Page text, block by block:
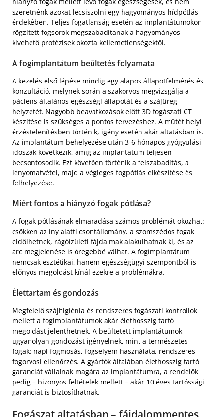
szeretnénk azokat lecsiszolni egy hagyományos hídpótlás
érdekében. Teljes fogatlanság esetén az implantátumokon
rögzített fogsorok megszabadítanak a hagyományos
kivehető protézisek okozta kellemetlenségektől.
A fogimplantátum beültetés folyamata
A kezelés első lépése mindig egy alapos állapotfelmérés és
konzultáció, melynek során a szakorvos megvizsgálja a
páciens általános egészségi állapotát és a szájüreg
helyzetét. Nagyobb beavatkozások előtt 3D fogászati CT
készítése is szükséges a pontos tervezéshez. A műtét helyi
érzéstelenítésben történik, igény esetén akár altatásban is.
Az implantátum behelyezése után 3-6 hónapos gyógyulási
időszak következik, amíg az implantátum teljesen
becsontosodik. Ezt követően történik a felszabadítás, a
lenyomatvétel, majd a végleges fogpótlás elkészítése és
felhelyezése.
Miért fontos a hiányzó fogak pótlása?
A fogak pótlásának elmaradása számos problémát okozhat:
csökken az íny alatti csontállomány, a szomszédos fogak
eldőlhetnek, rágóízületi fájdalmak alakulhatnak ki, és az
arc megjelenése is öregebbé válhat. A fogimplantátum
nemcsak esztétikai, hanem egészségügyi szempontból is
előnyös megoldást kínál ezekre a problémákra.
Élettartam és gondozás
Megfelelő szájhigiénia és rendszeres fogászati kontrollok
mellett a fogimplantátumok akár élethosszig tartó
megoldást jelenthetnek. A beültetett implantátumok
ugyanolyan gondozást igényelnek, mint a természetes
fogak: napi fogmosás, fogselyem használata, rendszeres
fogorvosi ellenőrzés. A gyártók általában élethosszig tartó
garanciát vállalnak magára az implantátumra, a rendelők
pedig – bizonyos feltételek mellett – akár 10 éves tartóssági
garanciát is biztosíthatnak.
Fogászat altatásban – fájdalommentes